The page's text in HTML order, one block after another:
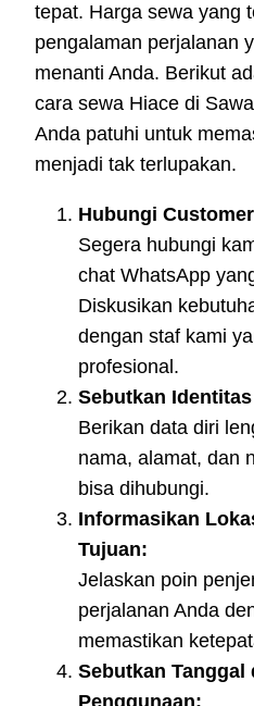
tepat. Harga sewa yang
pengalaman perjalanan
menanti Anda. Berikut
cara sewa Hiace di
Anda patuhi untuk
menjadi tak terlupakan.
Hubungi
Segera hubungi
chat WhatsApp
Diskusikan
dengan staf kami
profesional.
Sebutkan
Berikan data diri
nama, alamat, dan
bisa dihubungi.
Informasikan
Tujuan:
Jelaskan poin
perjalanan Anda
memastikan
Sebutkan Tanggal